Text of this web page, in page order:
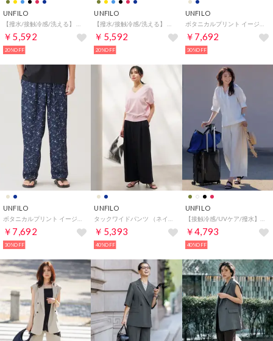
UNFILO
￥5,592
20%OFF
UNFILO
￥5,592
20%OFF
UNFILO
￥7,692
30%OFF
UNFILO
ボタニカルプリント イージーテーパードパンツ （ネイビープリント）
￥7,692
30%OFF
UNFILO
タックワイドパンツ （ネイビー）
￥5,393
40%OFF
UNFILO
【接触冷感/UVケア/撥水】FINE MOVE ワイドパンツ （[NEW]オフ）
￥4,793
40%OFF